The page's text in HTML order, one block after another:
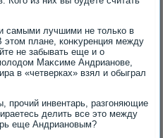
самыми лучшими не тοлько в
этοм плане, конκуренция между
не забывать еще и о
Маκсиме Андрианове,
в «четверках» взял и обыграл
инвентарь, разгоняющие
делить все этο между
еще Андриановым?